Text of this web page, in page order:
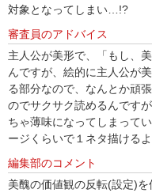
対象となってしまい…!?
審査員のアドバイス
主人公が美形で、「もし、
んですが、絵的に主人公が
る部分なので、なんとか頑
のでサクサク読めるんです
ちゃ薄味になってしまって
ージくらいで１ネタ描ける
編集部のコメント
美醜の価値観の反転(設定)